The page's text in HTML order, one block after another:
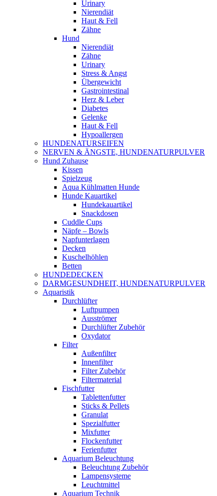
Urinary
Nierendiät
Haut & Fell
Zähne
Hund
Nierendiät
Zähne
Urinary
Stress & Angst
Übergewicht
Gastrointestinal
Herz & Leber
Diabetes
Gelenke
Haut & Fell
Hypoallergen
HUNDENATURSEIFEN
NERVEN & ÄNGSTE, HUNDENATURPULVER
Hund Zuhause
Kissen
Spielzeug
Aqua Kühlmatten Hunde
Hunde Kauartikel
Hundekauartikel
Snackdosen
Cuddle Cups
Näpfe – Bowls
Napfunterlagen
Decken
Kuschelhöhlen
Betten
HUNDEDECKEN
DARMGESUNDHEIT, HUNDENATURPULVER
Aquaristik
Durchlüfter
Luftpumpen
Ausströmer
Durchlüfter Zubehör
Oxydator
Filter
Außenfilter
Innenfilter
Filter Zubehör
Filtermaterial
Fischfutter
Tablettenfutter
Sticks & Pellets
Granulat
Spezialfutter
Mixfutter
Flockenfutter
Ferienfutter
Aquarium Beleuchtung
Beleuchtung Zubehör
Lampensysteme
Leuchtmittel
Aquarium Technik